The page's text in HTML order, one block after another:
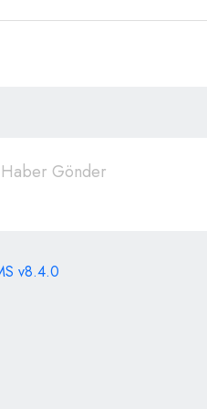
Haber Gönder